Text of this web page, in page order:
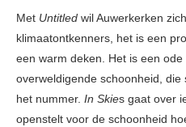
Met Untitled wil Auwerkerken
klimaatontkenners, het is een
een warm deken. Het is een
overweldigende schoonheid,
het nummer. In Skies gaat over
openstelt voor de schoonheid